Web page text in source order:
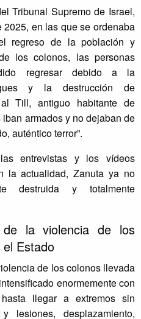
Tribunal Supremo de Israel,
en las que se ordenaba
regreso de la población y
los colonos, las personas
regresar debido a la
y la destrucción de
Till, antiguo habitante de
armados y no dejaban de
auténtico terror”.
entrevistas y los vídeos
la actualidad, Zanuta ya no
destruida y totalmente
de la violencia de los
Estado
de los colonos llevada
enormemente con
llegar a extremos sin
lesiones, desplazamiento,